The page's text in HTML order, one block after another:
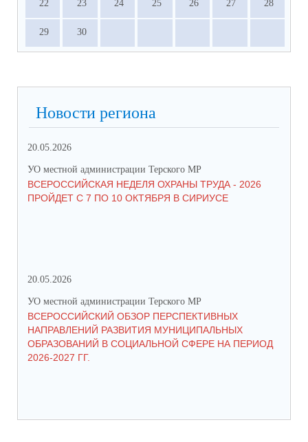
22 23 24 25 26 27 28
29 30
Новости региона
20.05.2026
УО местной администрации Терского МР
ВСЕРОССИЙСКАЯ НЕДЕЛЯ ОХРАНЫ ТРУДА - 2026
ПРОЙДЕТ С 7 ПО 10 ОКТЯБРЯ В СИРИУСЕ
20.05.2026
УО местной администрации Терского МР
ВСЕРОССИЙСКИЙ ОБЗОР ПЕРСПЕКТИВНЫХ
НАПРАВЛЕНИЙ РАЗВИТИЯ МУНИЦИПАЛЬНЫХ
ОБРАЗОВАНИЙ В СОЦИАЛЬНОЙ СФЕРЕ НА ПЕРИОД
2026-2027 ГГ.